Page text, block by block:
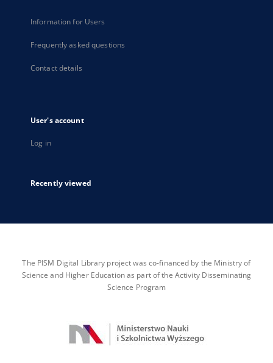
Information for Users
Frequently asked questions
Contact details
User's account
Log in
Recently viewed
The PISM Digital Library project was co-financed by the Ministry of
Science and Higher Education as part of the Activity Disseminating
Science Program